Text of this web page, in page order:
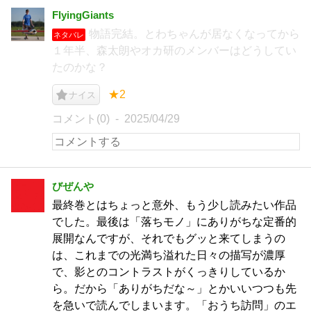
FlyingGiants
ネタバレ
物語完結。とわちゃんが居なくなってから
１年半、森太朗やオカ研のメンバーはどうしてい
たのかな？
ナイス ★2
コメント(0) 2025/04/29
びぜんや
最終巻とはちょっと意外、もう少し読みたい作品
でした。最後は「落ちモノ」にありがちな定番的
展開なんですが、それでもグッと来てしまうの
は、これまでの光満ち溢れた日々の描写が濃厚
で、影とのコントラストがくっきりしているか
ら。だから「ありがちだな～」とかいいつつも先
を急いで読んでしまいます。「おうち訪問」のエ